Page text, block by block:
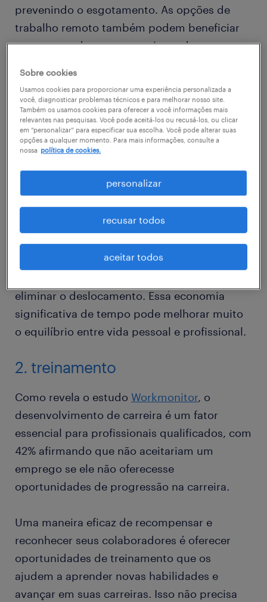
prevenindo o esgotamento. As opções de
trabalho remoto também podem beneficiar
os empregadores, proporcionando acesso a
Os acordos de trabalho flexíveis podem
assumir várias formas, desde permitir que os
colaboradores trabalhem em casa um
número definido de dias por semana até dar-
lhes a liberdade de escolher o seu horário de
trabalho principal, em vez de seguirem a
rotina convencional das 9 às 5.
Um estudo recente descobriu que os
profissionais que trabalham remotamente
eliminar o deslocamento. Essa economia
significativa de tempo pode melhorar muito
o equilíbrio entre vida pessoal e profissional.
2. treinamento
Como revela o estudo Workmonitor, o
desenvolvimento de carreira é um fator
essencial para profissionais qualificados, com
42% afirmando que não aceitariam um
emprego se ele não oferecesse
oportunidades de progressão na carreira.
Uma maneira eficaz de recompensar e
reconhecer seus colaboradores é oferecer
oportunidades de treinamento que os
ajudem a aprender novas habilidades e
avançar em suas carreiras. Isso não precisa
Sobre cookies
Usamos cookies para proporcionar uma experiência personalizada a
você, diagnosticar problemas técnicos e para melhorar nosso site.
Também os usamos cookies para oferecer a você informações mais
relevantes nas pesquisas. Você pode aceitá-los ou recusá-los, ou clicar
em “personalizar” para especificar sua escolha. Você pode alterar suas
opções a qualquer momento. Para mais informações, consulte a
nossa política de cookies.
personalizar
recusar todos
aceitar todos